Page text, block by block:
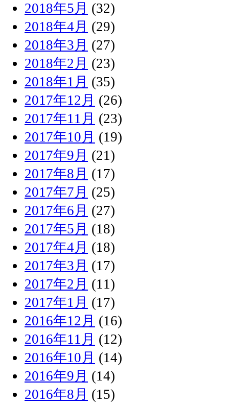
2018年5月 (32)
2018年4月 (29)
2018年3月 (27)
2018年2月 (23)
2018年1月 (35)
2017年12月 (26)
2017年11月 (23)
2017年10月 (19)
2017年9月 (21)
2017年8月 (17)
2017年7月 (25)
2017年6月 (27)
2017年5月 (18)
2017年4月 (18)
2017年3月 (17)
2017年2月 (11)
2017年1月 (17)
2016年12月 (16)
2016年11月 (12)
2016年10月 (14)
2016年9月 (14)
2016年8月 (15)